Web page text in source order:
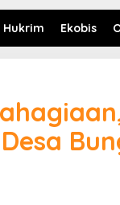
Hukrim Ekobis